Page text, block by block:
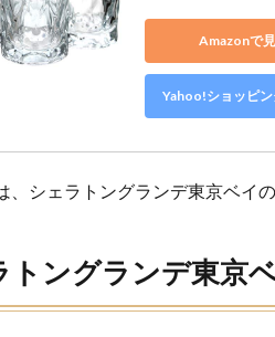
は
用
Amazonで
Yahoo!ショッピン
、シェラトングランデ東京ベイ
トングランデ東京